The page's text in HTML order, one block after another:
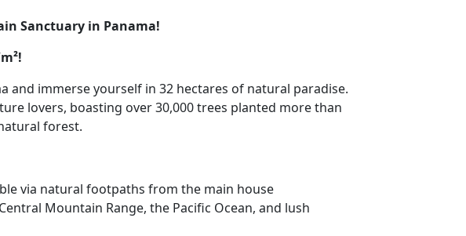
Sanctuary in Panama!
and immerse yourself in 32 hectares of natural paradise.
lovers, boasting over 30,000 trees planted more than
forest.
via natural footpaths from the main house
Mountain Range, the Pacific Ocean, and lush